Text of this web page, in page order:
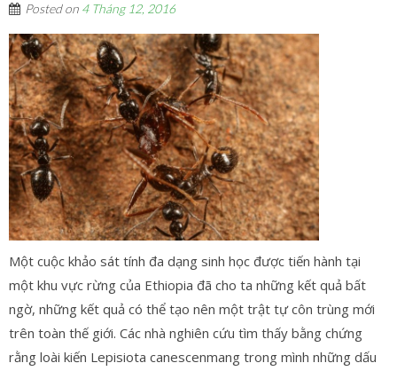
Posted on 4 Tháng 12, 2016
Một cuộc khảo sát tính đa dạng sinh học được tiến hành tại
một khu vực rừng của Ethiopia đã cho ta những kết quả bất
ngờ, những kết quả có thể tạo nên một trật tự côn trùng mới
trên toàn thế giới. Các nhà nghiên cứu tìm thấy bằng chứng
rằng loài kiến Lepisiota canescenmang trong mình những dấu